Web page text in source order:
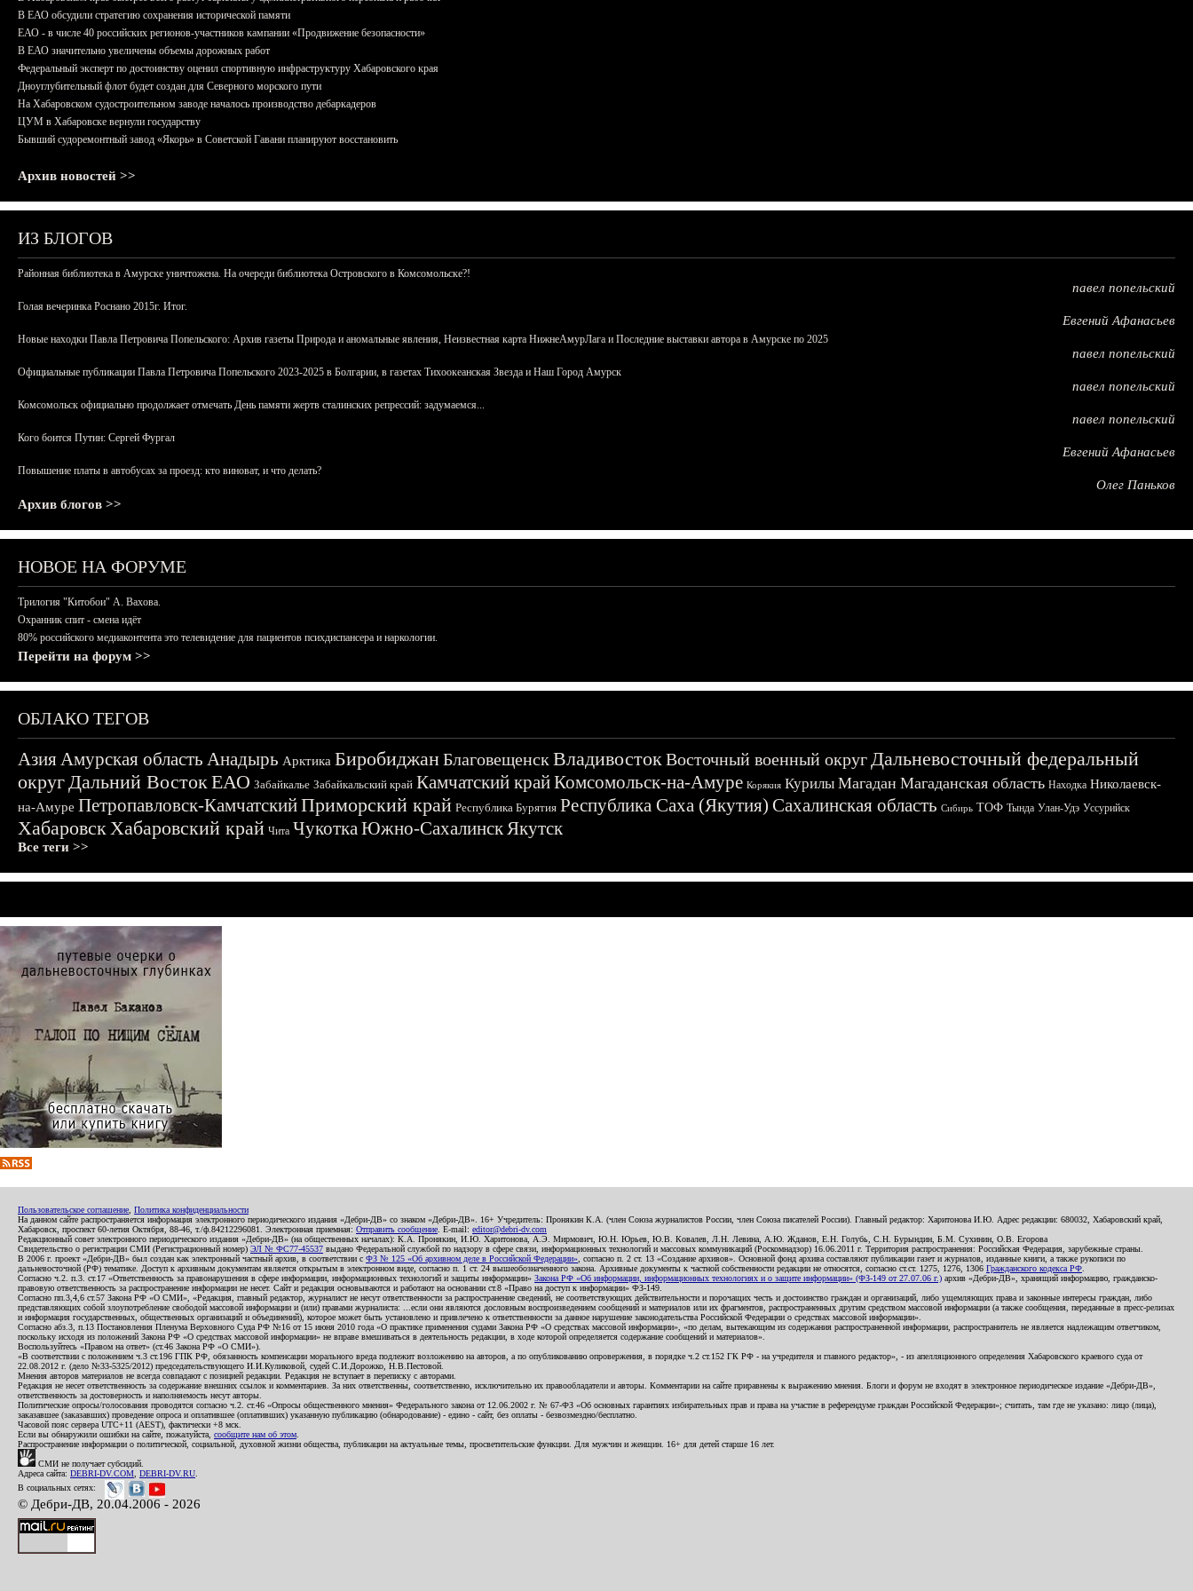
В ЕАО обсудили стратегию сохранения исторической памяти
ЕАО - в числе 40 российских регионов-участников кампании «Продвижение безопасности»
В ЕАО значительно увеличены объемы дорожных работ
Федеральный эксперт по достоинству оценил спортивную инфраструктуру Хабаровского края
Дноуглубительный флот будет создан для Северного морского пути
На Хабаровском судостроительном заводе началось производство дебаркадеров
ЦУМ в Хабаровске вернули государству
Бывший судоремонтный завод «Якорь» в Советской Гавани планируют восстановить
Архив новостей >>
ИЗ БЛОГОВ
Районная библиотека в Амурске уничтожена. На очереди библиотека Островского в Комсомольске?!
павел попельский
Голая вечеринка Роснано 2015г. Итог.
Евгений Афанасьев
Новые находки Павла Петровича Попельского: Архив газеты Природа и аномальные явления, Неизвестная карта НижнеАмурЛага и Последние выставки автора в Амурске по 2025
павел попельский
Официальные публикации Павла Петровича Попельского 2023-2025 в Болгарии, в газетах Тихоокеанская Звезда и Наш Город Амурск
павел попельский
Комсомольск официально продолжает отмечать День памяти жертв сталинских репрессий: задумаемся...
павел попельский
Кого боится Путин: Сергей Фургал
Евгений Афанасьев
Повышение платы в автобусах за проезд: кто виноват, и что делать?
Олег Паньков
Архив блогов >>
НОВОЕ НА ФОРУМЕ
Трилогия "Китобои" А. Вахова.
Охранник спит - смена идёт
80% российского медиаконтента это телевидение для пациентов психдиспансера и наркологии.
Перейти на форум >>
ОБЛАКО ТЕГОВ
АзияАмурская область Анадырь Арктика БиробиджанБлаговещенскВладивостокВосточный военный округДальневосточный федеральный
округДальний ВостокЕАО Забайкалье Забайкальский край Камчатский крайКомсомольск-на-Амуре Корякия Курилы Магадан Магаданская область Находка Николаевск-
на-Амуре Петропавловск-КамчатскийПриморский край Республика Бурятия Республика Саха (Якутия) Сахалинская область Сибирь ТОФ Тында Улан-Удэ Уссурийск
ХабаровскХабаровский край Чита ЧукоткаЮжно-СахалинскЯкутск
Все теги >>
Пользовательское соглашение Политика конфиденциальности
На данном сайте распространяется информация электронного периодического издания «Дебри-ДВ» со знаком «Дебри-ДВ». 16+ Учредитель: Пронякин К.А. (член Союза журналистов России, член Союза писателей России). Главный редактор: Харитонова И.Ю. Адрес редакции: 680032, Хабаровский край,
Хабаровск, проспект 60-летия Октября, 88-46, т./ф.84212296081. Электронная приемная: Отправить сообщение . E-mail: editor@debri-dv.com
Редакционный совет электронного периодического издания «Дебри-ДВ» (на общественных началах): К.А. Пронякин, И.Ю. Харитонова, А.Э. Мирмович, Ю.Н. Юрьев, Ю.В. Ковалев, Л.Н. Левина, А.Ю. Жданов, Е.Н. Голубь, С.Н. Бурындин, Б.М. Сухинин, О.В. Егорова
Свидетельство о регистрации СМИ (Регистрационный номер) ЭЛ № ФС77-45537 выдано Федеральной службой по надзору в сфере связи, информационных технологий и массовых коммуникаций (Роскомнадзор) 16.06.2011 г. Территория распространения: Российская Федерация, зарубежные страны.
В 2006 г. проект «Дебри-ДВ» был создан как электронный частный архив, в соответствии с ФЗ № 125 «Об архивном деле в Российской Федерации» , согласно п. 2 ст. 13 «Создание архивов». Основной фонд архива составляют публикации газет и журналов, изданные книги, а также рукописи по
дальневосточной (РФ) тематике. Доступ к архивным документам является открытым в электронном виде, согласно п. 1 ст. 24 вышеобозначенного закона. Архивные документы к частной собственности редакции не относятся, согласно ст.ст. 1275, 1276, 1306 Гражданского кодекса РФ
Согласно ч.2. п.3. ст.17 «Ответственность за правонарушения в сфере информации, информационных технологий и защиты информации» Закона РФ «Об информации, информационных технологиях и о защите информации» (ФЗ-149 от 27.07.06 г.) архив «Дебри-ДВ», хранящий информацию, гражданско-
правовую ответственность за распространение информации не несет. Сайт и редакция основываются и работают на основании ст.8 «Право на доступ к информации» ФЗ-149.
Согласно пп.3,4,6 ст.57 Закона РФ «О СМИ», «Редакция, главный редактор, журналист не несут ответственности за распространение сведений, не соответствующих действительности и порочащих честь и достоинство граждан и организаций, либо ущемляющих права и законные интересы граждан, либо
представляющих собой злоупотребление свободой массовой информации и (или) правами журналиста: ...если они являются дословным воспроизведением сообщений и материалов или их фрагментов, распространенных другим средством массовой информации (а также сообщения, переданные в пресс-релизах
и информация государственных, общественных организаций и объединений), которое может быть установлено и привлечено к ответственности за данное нарушение законодательства Российской Федерации о средствах массовой информации».
Согласно абз.3, п.13 Постановления Пленума Верховного Суда РФ №16 от 15 июня 2010 года «О практике применения судами Закона РФ «О средствах массовой информации», «по делам, вытекающим из содержания распространенной информации, распространитель не является надлежащим ответчиком,
поскольку исходя из положений Закона РФ «О средствах массовой информации» не вправе вмешиваться в деятельность редакции, в ходе которой определяется содержание сообщений и материалов».
Воспользуйтесь «Правом на ответ» (ст.46 Закона РФ «О СМИ»).
«В соответствии с положением ч.3 ст.196 ГПК РФ, обязанность компенсации морального вреда подлежит возложению на авторов, а по опубликованию опровержения, в порядке ч.2 ст.152 ГК РФ - на учредителя и главного редактор», - из апелляционного определения Хабаровского краевого суда от
22.08.2012 г. (дело №33-5325/2012) председательствующего И.И.Куликовой, судей С.И.Дорожко, Н.В.Пестовой.
Мнения авторов материалов не всегда совпадают с позицией редакции. Редакция не вступает в переписку с авторами.
Редакция не несет ответственность за содержание внешних ссылок и комментариев. За них ответственны, соответственно, исключительно их правообладатели и авторы. Комментарии на сайте приравнены к выражению мнения. Блоги и форум не входят в электронное периодическое издание «Дебри-ДВ»,
ответственность за достоверность и наполняемость несут авторы.
Политические опросы/голосования проводятся согласно ч.2. ст.46 «Опросы общественного мнения» Федерального закона от 12.06.2002 г. № 67-ФЗ «Об основных гарантиях избирательных прав и права на участие в референдуме граждан Российской Федерации»; считать, там где не указано: лицо (лица),
заказавшее (заказавших) проведение опроса и оплатившее (оплативших) указанную публикацию (обнародование) - едино - сайт, без оплаты - безвозмездно/бесплатно.
Часовой пояс сервера UTC+11 (AEST), фактически +8 мск.
Если вы обнаружили ошибки на сайте, пожалуйста, сообщите нам об этом
Распространение информации о политической, социальной, духовной жизни общества, публикации на актуальные темы, просветительские функции. Для мужчин и женщин. 16+ для детей старше 16 лет.
СМИ не получает субсидий.
Адреса сайта: DEBRI-DV.COM DEBRI-DV.RU
В социальных сетях:
© Дебри-ДВ, 20.04.2006 - 2026